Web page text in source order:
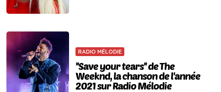
RADIO MÉLODIE
''Save your tears'' de The
Weeknd, la chanson de l'année
2021 sur Radio Mélodie